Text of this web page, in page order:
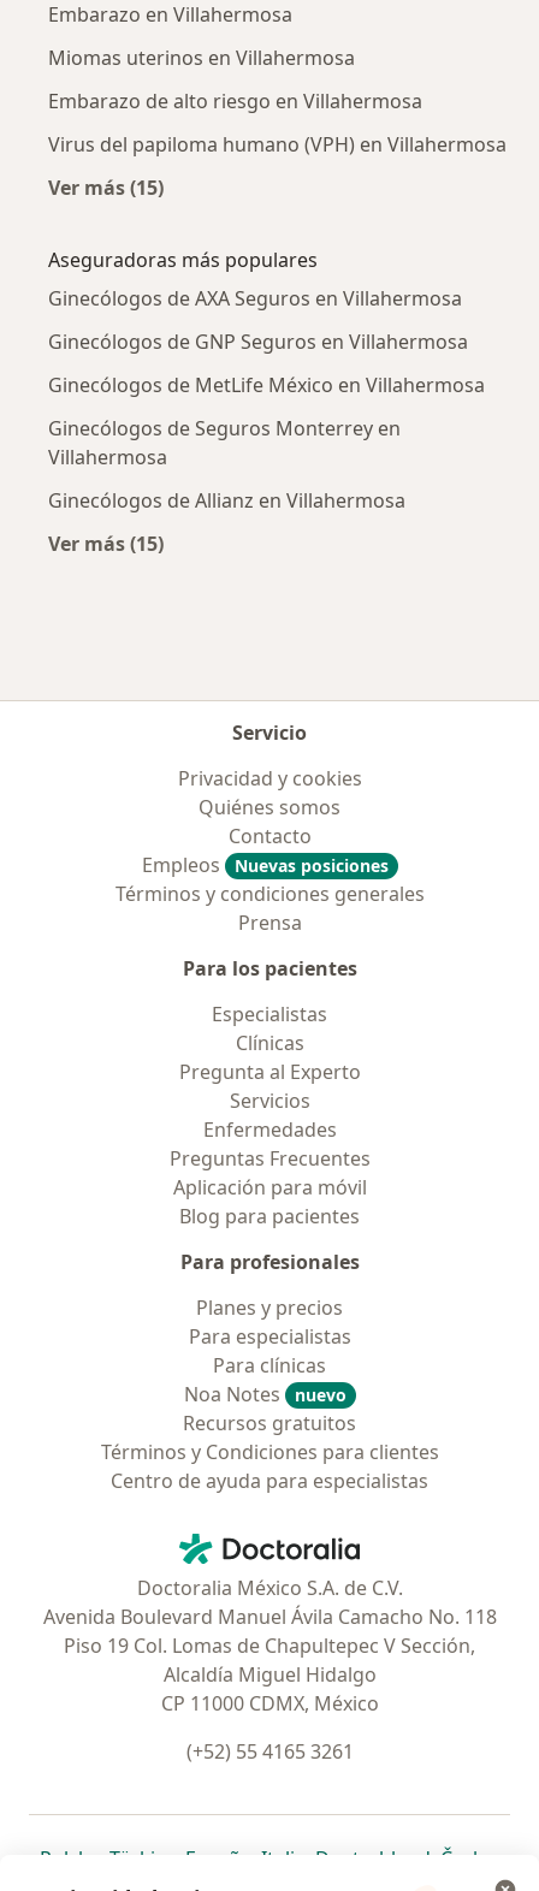
Embarazo en Villahermosa
Miomas uterinos en Villahermosa
Embarazo de alto riesgo en Villahermosa
Virus del papiloma humano (VPH) en Villahermosa
Ver más (15)
Aseguradoras más populares
Ginecólogos de AXA Seguros en Villahermosa
Ginecólogos de GNP Seguros en Villahermosa
Ginecólogos de MetLife México en Villahermosa
Ginecólogos de Seguros Monterrey en
Villahermosa
Ginecólogos de Allianz en Villahermosa
Ver más (15)
Servicio
Privacidad y cookies
Quiénes somos
Contacto
Empleos
Nuevas posiciones
Términos y condiciones generales
Prensa
Para los pacientes
Especialistas
Clínicas
Pregunta al Experto
Servicios
Enfermedades
Preguntas Frecuentes
Aplicación para móvil
Blog para pacientes
Para profesionales
Planes y precios
Para especialistas
Para clínicas
Noa Notes
nuevo
Recursos gratuitos
Términos y Condiciones para clientes
Centro de ayuda para especialistas
Doctoralia - Página de inicio
Doctoralia México S.A. de C.V.
Avenida Boulevard Manuel Ávila Camacho No. 118
Piso 19 Col. Lomas de Chapultepec V Sección,
Alcaldía Miguel Hidalgo
CP 11000 CDMX, México
(+52) 55 4165 3261
Polska se abre en una nueva pestaña
Türkiye se abre en una nueva pestaña
España se abre en una nueva pestaña
Italia se abre en una nueva
Deutschlandse abre en
Česko